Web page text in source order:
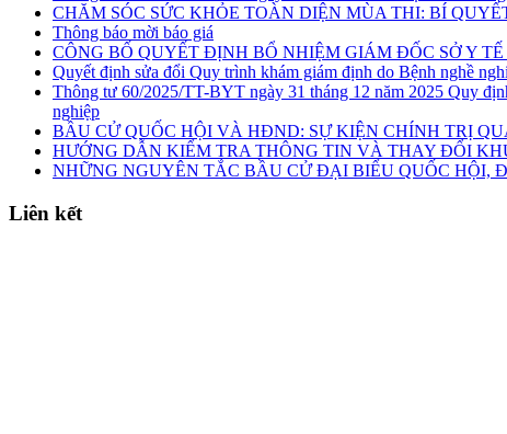
CHĂM SÓC SỨC KHỎE TOÀN DIỆN MÙA THI: BÍ
Thông báo mời báo giá
CÔNG BỐ QUYẾT ĐỊNH BỔ NHIỆM GIÁM ĐỐC SỞ Y
Quyết định sửa đổi Quy trình khám giám định do Bệnh nghề
Thông tư 60/2025/TT-BYT ngày 31 tháng 12 năm 2025 Quy
nghiệp
BẦU CỬ QUỐC HỘI VÀ HĐND: SỰ KIỆN CHÍNH TRỊ
HƯỚNG DẪN KIỂM TRA THÔNG TIN VÀ THAY ĐỔI
NHỮNG NGUYÊN TẮC BẦU CỬ ĐẠI BIỂU QUỐC HỘI,
Liên kết